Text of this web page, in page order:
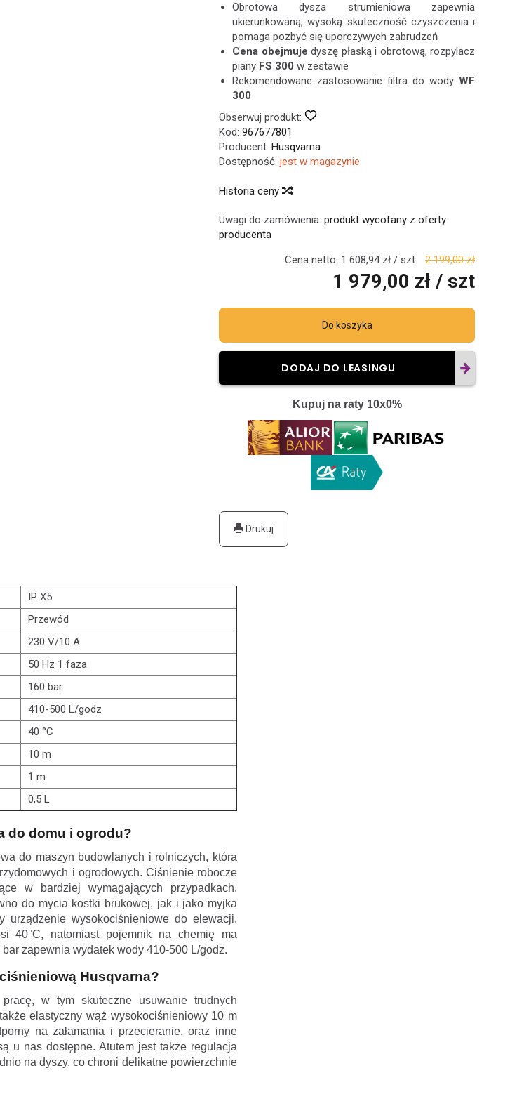
Obrotowa dysza strumieniowa zapewnia
ukierunkowaną, wysoką skuteczność czyszczenia i
pomaga pozbyć się uporczywych zabrudzeń
Cena obejmuje dyszę płaską i obrotową, rozpylacz
piany FS 300w zestawie
Rekomendowane zastosowanie filtra do wody WF
300
Obserwuj produkt:
Kod: 967677801
Producent: Husqvarna
Dostępność: jest w magazynie
Historia ceny
Uwagi do zamówienia: produkt wycofany z oferty
producenta
Cena netto: 1 608,94 zł/ szt 2 199,00 zł
1 979,00 zł/ szt
Do koszyka
DODAJ DO LEASINGU
Kupuj na raty 10x0%
Drukuj
IP X5
Przewód
230 V/10 A
50 Hz 1 faza
160 bar
410-500 L/godz
40 °C
10 m
1 m
0,5 L
do domu i ogrodu?
do maszyn budowlanych i rolniczych, która
i ogrodowych. Ciśnienie robocze
w bardziej wymagających przypadkach.
do mycia kostki brukowej, jak i jako myjka
urządzenie wysokociśnieniowe do elewacji.
40°C, natomiast pojemnik na chemię ma
zapewnia wydatek wody 410-500 L/godz.
Husqvarna?
w tym skuteczne usuwanie trudnych
elastyczny wąż wysokociśnieniowy 10 m
na załamania i przecieranie, oraz inne
u nas dostępne. Atutem jest także regulacja
na dyszy, co chroni delikatne powierzchnie